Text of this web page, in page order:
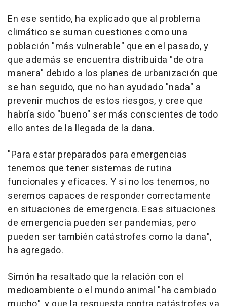
En ese sentido, ha explicado que al problema
climático se suman cuestiones como una
población "más vulnerable" que en el pasado, y
que además se encuentra distribuida "de otra
manera" debido a los planes de urbanización que
se han seguido, que no han ayudado "nada" a
prevenir muchos de estos riesgos, y cree que
habría sido "bueno" ser más conscientes de todo
ello antes de la llegada de la dana.
"Para estar preparados para emergencias
tenemos que tener sistemas de rutina
funcionales y eficaces. Y si no los tenemos, no
seremos capaces de responder correctamente
en situaciones de emergencia. Esas situaciones
de emergencia pueden ser pandemias, pero
pueden ser también catástrofes como la dana",
ha agregado.
Simón ha resaltado que la relación con el
medioambiente o el mundo animal "ha cambiado